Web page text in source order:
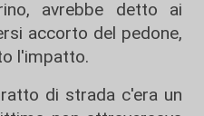
avrebbe detto ai
accorto del pedone,
l'impatto.
di strada c'era un